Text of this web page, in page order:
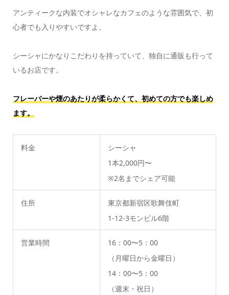
アンティークな内装でオシャレなカフェのような雰囲気で、初
心者でも入りやすいですよ。
シーシャにかなりこだわりを持っていて、独自に通販も行って
いるお店です。
フレーバーや煙のあたりが柔らかくて、初めての方でも楽しめ
ます。
料金
シーシャ
1本2,000円〜
※2名までシェア可能
住所
東京都新宿区歌舞伎町
1-12-3モンビル6階
営業時間
16：00〜5：00
（月曜日から金曜日）
14：00〜5：00
（週末・祝日）